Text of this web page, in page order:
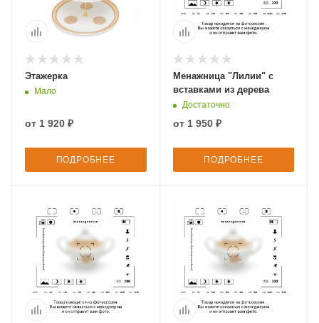
Этажерка
Мало
от 1 920 ₽
ПОДРОБНЕЕ
Менажница "Лилии" с
вставками из дерева
Достаточно
от 1 950 ₽
ПОДРОБНЕЕ